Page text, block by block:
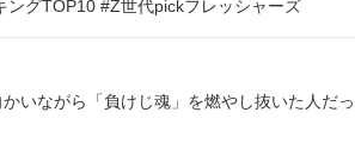
グTOP10 #Z世代pickフレッシャーズ
いながら「負けじ魂」を燃やし抜いた人だっ